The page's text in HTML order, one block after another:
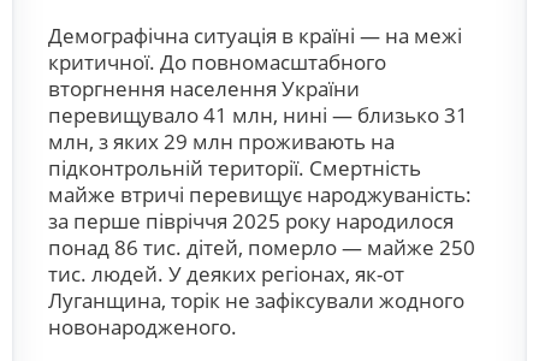
Демографічна ситуація в країні — на межі
критичної. До повномасштабного
вторгнення населення України
перевищувало 41 млн, нині — близько 31
млн, з яких 29 млн проживають на
підконтрольній території. Смертність
майже втричі перевищує народжуваність:
за перше півріччя 2025 року народилося
понад 86 тис. дітей, померло — майже 250
тис. людей. У деяких регіонах, як-от
Луганщина, торік не зафіксували жодного
новонародженого.